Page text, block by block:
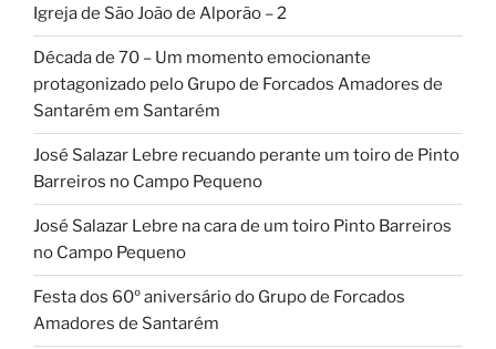
Igreja de São João de Alporão – 2
Década de 70 – Um momento emocionante
protagonizado pelo Grupo de Forcados Amadores de
Santarém em Santarém
José Salazar Lebre recuando perante um toiro de Pinto
Barreiros no Campo Pequeno
José Salazar Lebre na cara de um toiro Pinto Barreiros
no Campo Pequeno
Festa dos 60º aniversário do Grupo de Forcados
Amadores de Santarém